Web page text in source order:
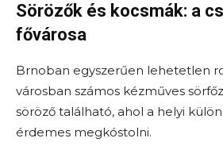
Sörözők és kocsmák: a
fővárosa
Brnoban egyszerűen lehetetlen
városban számos kézműves
söröző található, ahol a helyi
érdemes megkóstolni.